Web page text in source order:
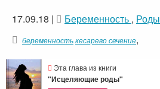
17.09.18 | Беременность , Роды
беременностькесарево сечение,
Эта глава из книги
"Исцеляющие роды"